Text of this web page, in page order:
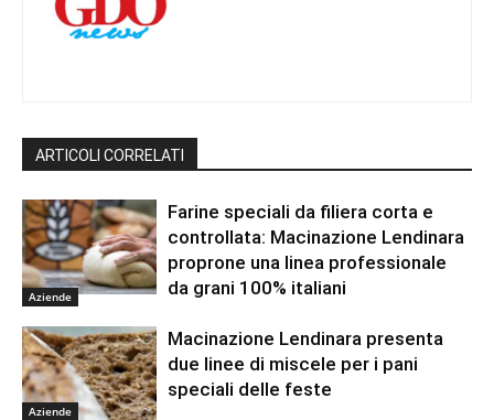
ARTICOLI CORRELATI
Aziende
Farine speciali da filiera corta e
controllata: Macinazione Lendinara
proprone una linea professionale
da grani 100% italiani
Aziende
Macinazione Lendinara presenta
due linee di miscele per i pani
speciali delle feste